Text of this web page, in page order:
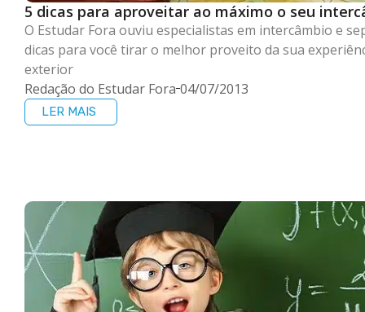
5 dicas para aproveitar ao máximo o seu
O Estudar Fora ouviu especialistas em intercâmbio e
dicas para você tirar o melhor proveito da sua
exterior
Redação do Estudar Fora 04/07/2013
LER MAIS